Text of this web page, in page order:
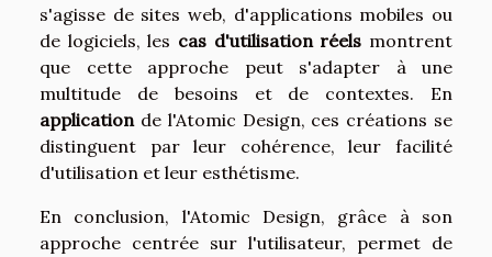
s'agisse de sites web, d'applications mobiles ou
de logiciels, les cas d'utilisation réels montrent
que cette approche peut s'adapter à une
multitude de besoins et de contextes. En
application de l'Atomic Design, ces créations se
distinguent par leur cohérence, leur facilité
d'utilisation et leur esthétisme.
En conclusion, l'Atomic Design, grâce à son
approche centrée sur l'utilisateur, permet de